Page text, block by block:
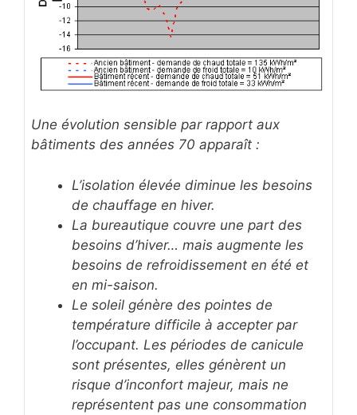
Une évolution sensible par rapport aux
bâtiments des années 70 apparaît :
L’isolation élevée diminue les besoins
de chauffage en hiver.
La bureautique couvre une part des
besoins d’hiver… mais augmente les
besoins de refroidissement en été et
en mi-saison.
Le soleil génère des pointes de
température difficile à accepter par
l’occupant. Les périodes de canicule
sont présentes, elles génèrent un
risque d’inconfort majeur, mais ne
représentent pas une consommation